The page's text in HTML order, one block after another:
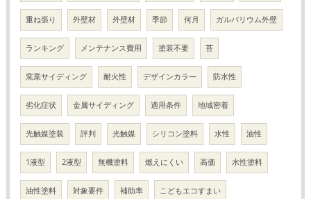
重ね張り 外壁材 外壁材 季節 何月 ガルバリウム外壁
ランキング メンテナンス費用 塗装不要 苔
窯業サイディング 耐火性 デザインカラー 防水性
劣化症状 金属サイディング 適用条件 地域密着
光触媒塗装 評判 光触媒 シリコン塗料 水性 油性
1液型 2液型 無機塗料 燃えにくい 高価 水性塗料
油性塗料 対象要件 補助率 こどもエコすまい